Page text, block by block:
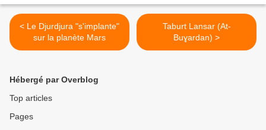
< Le Djurdjura "s'implante"
sur la planète Mars
Taburt Lansar (At-
Buɣardan) >
Hébergé par Overblog
Top articles
Pages